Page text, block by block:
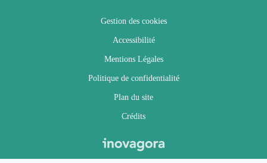
Gestion des cookies
Accessibilité
Mentions Légales
Politique de confidentialité
Plan du site
Crédits